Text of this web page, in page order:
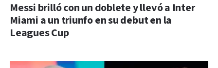
Messi brilló con un doblete y llevó a Inter
Miami a un triunfo en su debut en la
Leagues Cup